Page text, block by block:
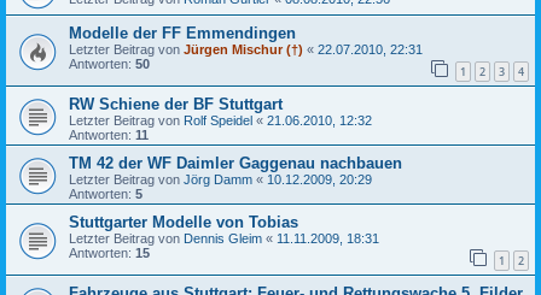
Modelle der FF Emmendingen
Letzter Beitrag von Jürgen Mischur (†) « 22.07.2010, 22:31
Antworten: 50 1 2 3 4
RW Schiene der BF Stuttgart
Letzter Beitrag von Rolf Speidel « 21.06.2010, 12:32
Antworten: 11
TM 42 der WF Daimler Gaggenau nachbauen
Letzter Beitrag von Jörg Damm « 10.12.2009, 20:29
Antworten: 5
Stuttgarter Modelle von Tobias
Letzter Beitrag von Dennis Gleim « 11.11.2009, 18:31
Antworten: 15 1 2